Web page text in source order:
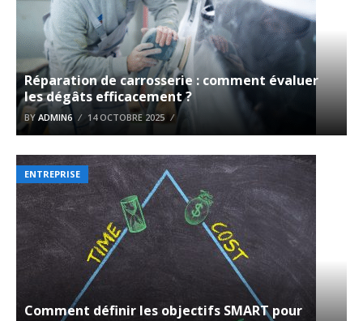
Réparation de carrosserie : comment évaluer
les dégâts efficacement ?
BY ADMIN6 14 OCTOBRE 2025
ENTREPRISE
Comment définir les objectifs SMART pour